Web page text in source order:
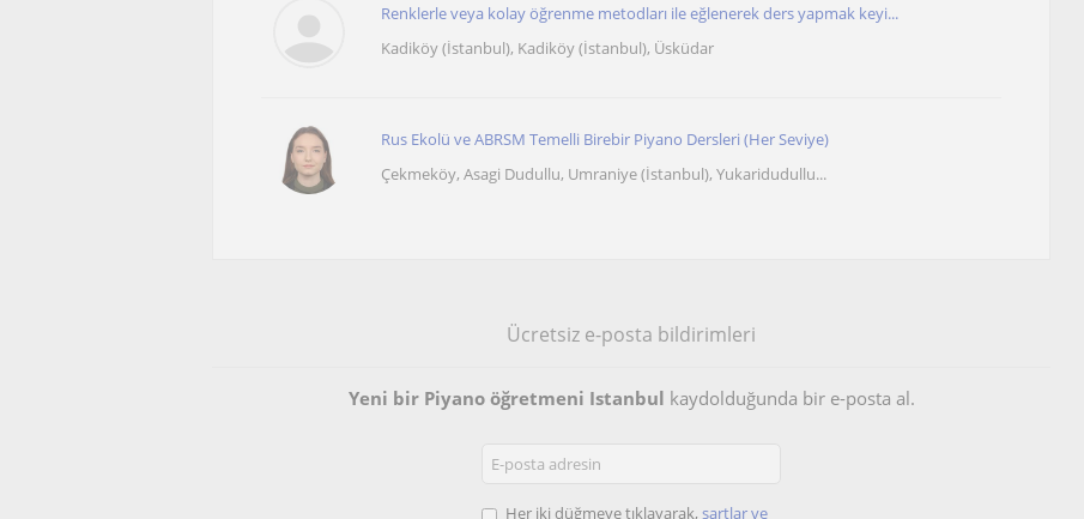
Renklerle veya kolay öğrenme metodları ile eğlenerek ders yapmak keyi...
Kadiköy (İstanbul), Kadiköy (İstanbul), Üsküdar
Rus Ekolü ve ABRSM Temelli Birebir Piyano Dersleri (Her Seviye)
Çekmeköy, Asagi Dudullu, Umraniye (İstanbul), Yukaridudullu...
Ücretsiz e-posta bildirimleri
Yeni bir Piyano öğretmeni Istanbul kaydolduğunda bir e-posta al.
Her iki düğmeye tıklayarak, şartlar ve